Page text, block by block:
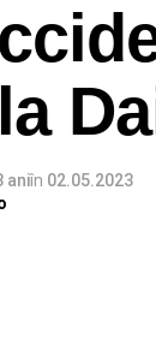
aniîn 02.05.2023